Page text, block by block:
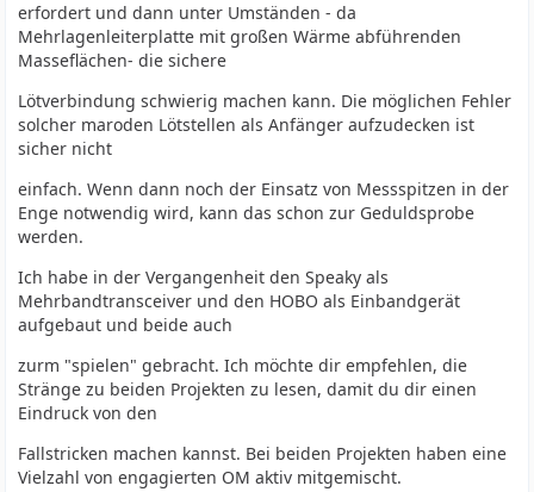
erfordert und dann unter Umständen - da
Mehrlagenleiterplatte mit großen Wärme abführenden
Masseflächen- die sichere
Lötverbindung schwierig machen kann. Die möglichen Fehler
solcher maroden Lötstellen als Anfänger aufzudecken ist
sicher nicht
einfach. Wenn dann noch der Einsatz von Messspitzen in der
Enge notwendig wird, kann das schon zur Geduldsprobe
werden.
Ich habe in der Vergangenheit den Speaky als
Mehrbandtransceiver und den HOBO als Einbandgerät
aufgebaut und beide auch
zurm "spielen" gebracht. Ich möchte dir empfehlen, die
Stränge zu beiden Projekten zu lesen, damit du dir einen
Eindruck von den
Fallstricken machen kannst. Bei beiden Projekten haben eine
Vielzahl von engagierten OM aktiv mitgemischt.